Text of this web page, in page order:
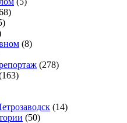
(8)
(278)
(14)
(50)